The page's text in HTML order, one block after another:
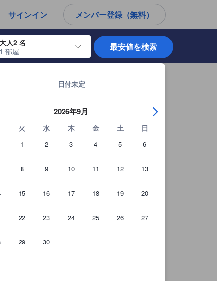
サインイン メンバー登録（無料）
大人2 名
1 部屋
して、チェックイン日とチェックアウト日を移動します。エンターキ
日付未定
2026年9月
火 水 木 金 土 日
1 2 3 4 5 6
8 9 10 11 12 13
15 16 17 18 19 20
22 23 24 25 26 27
29 30
最安値を検索
宿泊選びをされるユーザーにとっても参考となる信頼できる情報